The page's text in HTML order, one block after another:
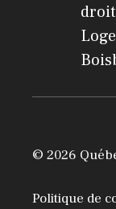
© 2026
Politique de